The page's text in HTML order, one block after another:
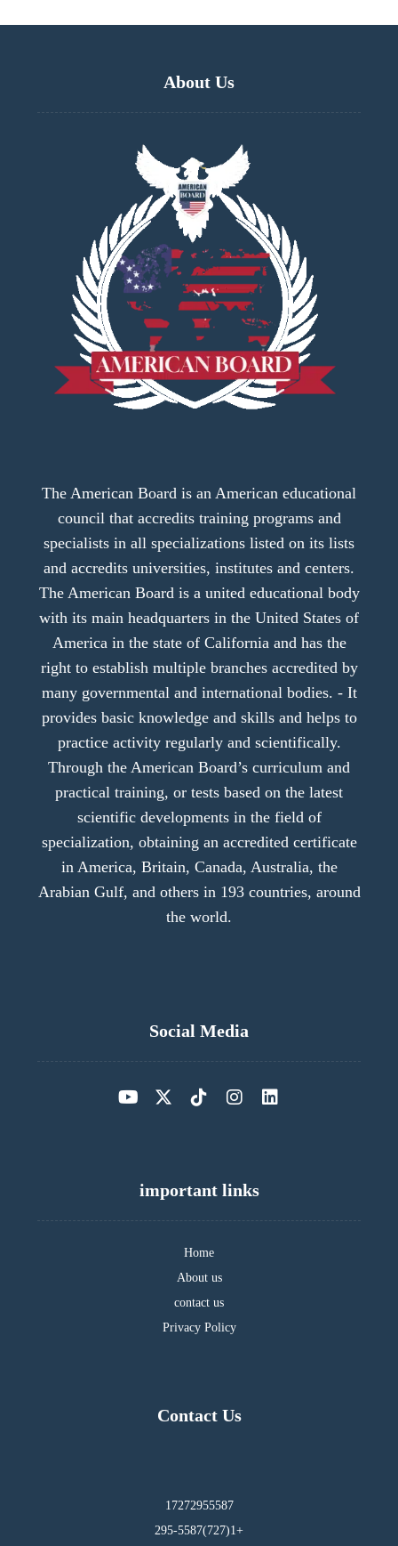
About Us
The American Board is an American educational
council that accredits training programs and
specialists in all specializations listed on its lists
and accredits universities, institutes and centers.
The American Board is a united educational body
with its main headquarters in the United States of
America in the state of California and has the
right to establish multiple branches accredited by
many governmental and international bodies. - It
provides basic knowledge and skills and helps to
practice activity regularly and scientifically.
Through the American Board’s curriculum and
practical training, or tests based on the latest
scientific developments in the field of
specialization, obtaining an accredited certificate
in America, Britain, Canada, Australia, the
Arabian Gulf, and others in 193 countries, around
the world.
Social Media
important links
Home
About us
contact us
Privacy Policy
Contact Us
17272955587
295-5587(727)1+